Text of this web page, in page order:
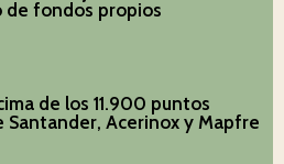
de fondos propios
de los 11.900 puntos
Santander, Acerinox y Mapfre